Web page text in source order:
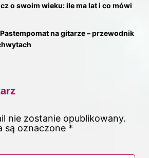
o swoim wieku: ile ma lat i co mówi
na gitarze – przewodnik
nie zostanie opublikowany.
są oznaczone *